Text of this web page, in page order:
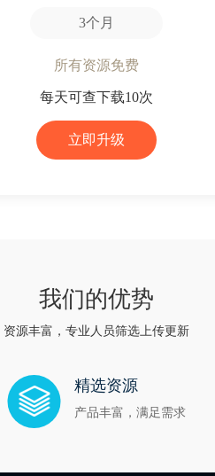
3个月
所有资源免费
每天可查下载10次
立即升级
我们的优势
资源丰富，专业人员筛选上传更新
精选资源
产品丰富，满足需求